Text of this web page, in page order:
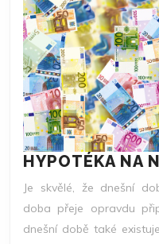
HYPOTÉKA NA
Je skvělé, že dnešní
doba přeje opravdu
dnešní době také